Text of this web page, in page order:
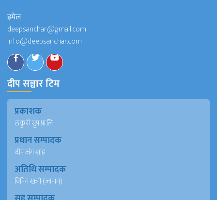
इमेल
deepsanchar@gmail.com
info@deepsanchar.com
दीप सञ्चार टिम
प्रकाशक
ठकुरी ग्रुप प्रा.लि
प्रधान सम्पादक
दीप जंग शाह
अतिथि सम्पादक
विपिन खत्री (जापान)